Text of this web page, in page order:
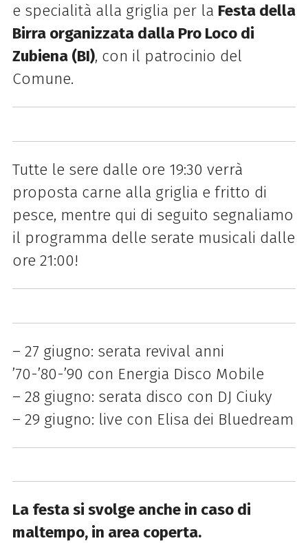
e specialità alla griglia per la Festa della
Birra organizzata dalla Pro Loco di
Zubiena (BI), con il patrocinio del
Comune.
Tutte le sere dalle ore 19:30 verrà
proposta carne alla griglia e fritto di
pesce, mentre qui di seguito segnaliamo
il programma delle serate musicali dalle
ore 21:00!
– 27 giugno: serata revival anni
’70-’80-’90 con Energia Disco Mobile
– 28 giugno: serata disco con DJ Ciuky
– 29 giugno: live con Elisa dei Bluedream
La festa si svolge anche in caso di
maltempo, in area coperta.